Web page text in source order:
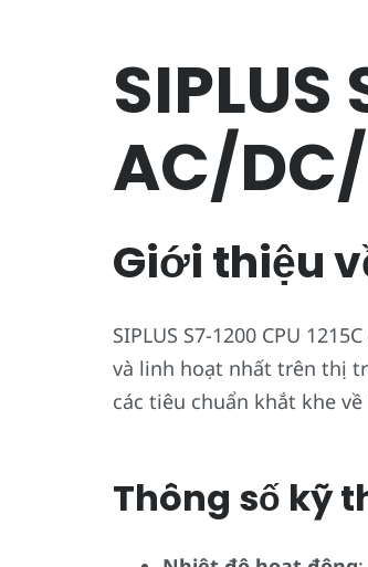
SIPLUS
AC/
Giới thiệu
SIPLUS S7-1200 CPU
và linh hoạt nhất trên thị
các tiêu chuẩn khắt khe
Thông số kỹ